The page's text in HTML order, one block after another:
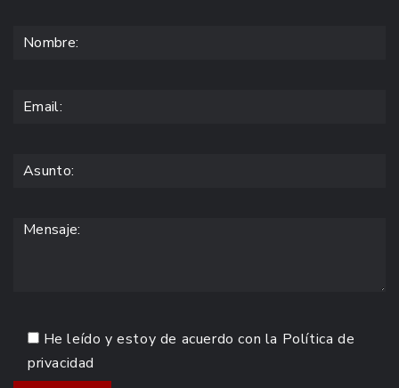
He leído y estoy de acuerdo con la Política de
privacidad